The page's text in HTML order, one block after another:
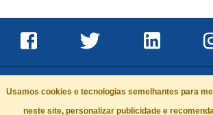
Usamos cookies e tecnologias semelhantes para
neste site, personalizar publicidade e